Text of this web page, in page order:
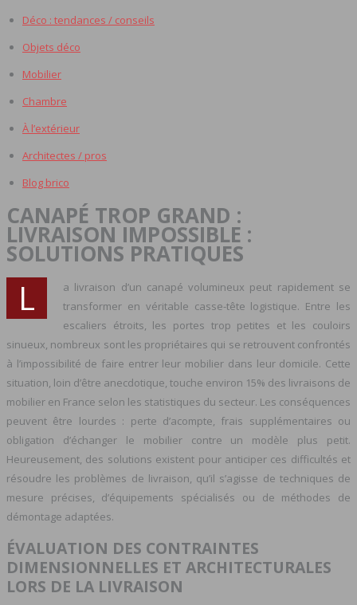
Déco : tendances / conseils
Objets déco
Mobilier
Chambre
À l’extérieur
Architectes / pros
Blog brico
CANAPÉ TROP GRAND :
LIVRAISON IMPOSSIBLE :
SOLUTIONS PRATIQUES
L
a livraison d’un canapé volumineux peut rapidement se
transformer en véritable casse-tête logistique. Entre les
escaliers étroits, les portes trop petites et les couloirs
sinueux, nombreux sont les propriétaires qui se retrouvent confrontés
à l’impossibilité de faire entrer leur mobilier dans leur domicile. Cette
situation, loin d’être anecdotique, touche environ 15% des livraisons de
mobilier en France selon les statistiques du secteur. Les conséquences
peuvent être lourdes : perte d’acompte, frais supplémentaires ou
obligation d’échanger le mobilier contre un modèle plus petit.
Heureusement, des solutions existent pour anticiper ces difficultés et
résoudre les problèmes de livraison, qu’il s’agisse de techniques de
mesure précises, d’équipements spécialisés ou de méthodes de
démontage adaptées.
ÉVALUATION DES CONTRAINTES
DIMENSIONNELLES ET ARCHITECTURALES
LORS DE LA LIVRAISON